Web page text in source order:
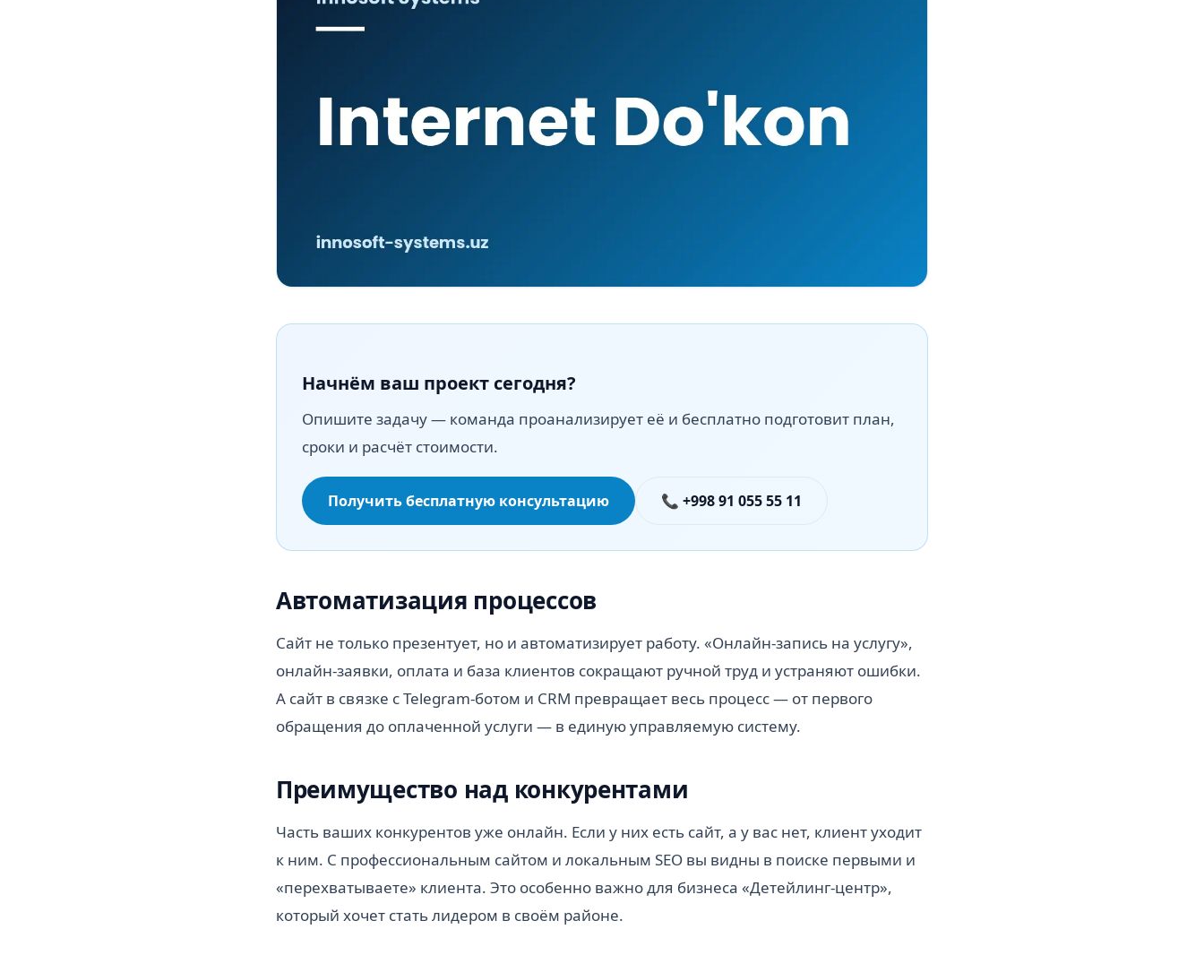
Начнём ваш проект сегодня?
Опишите задачу — команда проанализирует её и бесплатно подготовит план,
сроки и расчёт стоимости.
Получить бесплатную консультацию 📞 +998 91 055 55 11
Автоматизация процессов
Сайт не только презентует, но и автоматизирует работу. «Онлайн-запись на услугу»,
онлайн-заявки, оплата и база клиентов сокращают ручной труд и устраняют ошибки.
А сайт в связке с Telegram-ботом и CRM превращает весь процесс — от первого
обращения до оплаченной услуги — в единую управляемую систему.
Преимущество над конкурентами
Часть ваших конкурентов уже онлайн. Если у них есть сайт, а у вас нет, клиент уходит
к ним. С профессиональным сайтом и локальным SEO вы видны в поиске первыми и
«перехватываете» клиента. Это особенно важно для бизнеса «Детейлинг-центр»,
который хочет стать лидером в своём районе.